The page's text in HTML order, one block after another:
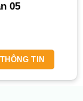
05
TIN